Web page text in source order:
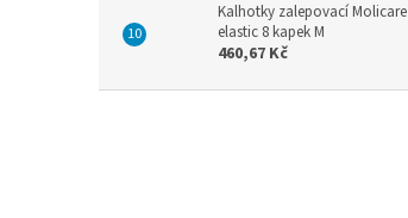
Kalhotky zalepovací Molicare
elastic 8 kapek M
460,67 Kč